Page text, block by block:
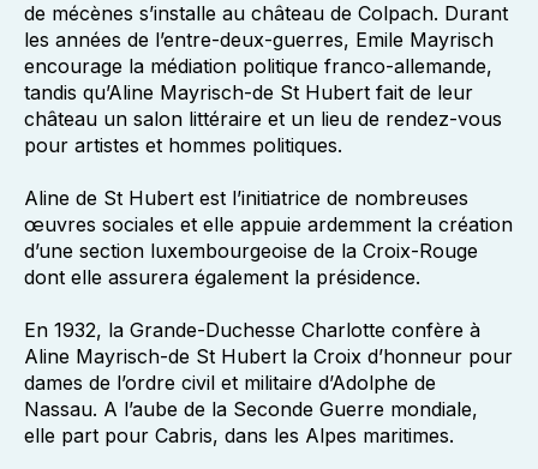
de mécènes s’installe au château de Colpach. Durant
les années de l’entre-deux-guerres, Emile Mayrisch
encourage la médiation politique franco-allemande,
tandis qu’Aline Mayrisch-de St Hubert fait de leur
château un salon littéraire et un lieu de rendez-vous
pour artistes et hommes politiques.
Aline de St Hubert est l’initiatrice de nombreuses
œuvres sociales et elle appuie ardemment la création
d’une section luxembourgeoise de la Croix-Rouge
dont elle assurera également la présidence.
En 1932, la Grande-Duchesse Charlotte confère à
Aline Mayrisch-de St Hubert la Croix d’honneur pour
dames de l’ordre civil et militaire d’Adolphe de
Nassau. A l’aube de la Seconde Guerre mondiale,
elle part pour Cabris, dans les Alpes maritimes.